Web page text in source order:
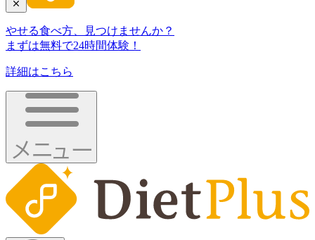
やせる食べ方、見つけませんか？
まずは無料で24時間体験！
詳細はこちら